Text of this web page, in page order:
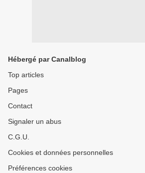
Hébergé par Canalblog
Top articles
Pages
Contact
Signaler un abus
C.G.U.
Cookies et données personnelles
Préférences cookies